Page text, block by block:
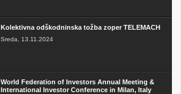
Kolektivna odškodninska tožba zoper TELEMACH
Sreda, 13.11.2024
World Federation of Investors Annual Meeting &
International Investor Conference in Milan, Italy